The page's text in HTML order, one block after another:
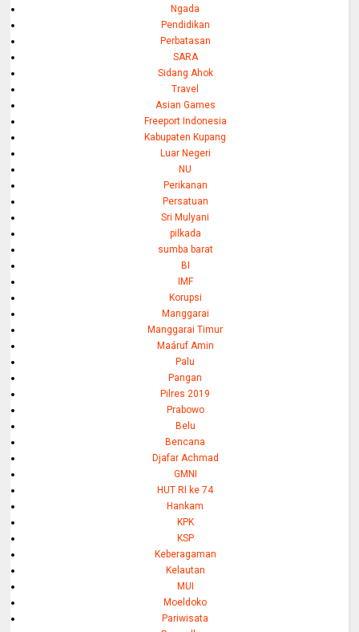
Ngada
Pendidikan
Perbatasan
SARA
Sidang Ahok
Travel
Asian Games
Freeport Indonesia
Kabupaten Kupang
Luar Negeri
NU
Perikanan
Persatuan
Sri Mulyani
pilkada
sumba barat
BI
IMF
Korupsi
Manggarai
Manggarai Timur
Maáruf Amin
Palu
Pangan
Pilres 2019
Prabowo
Belu
Bencana
Djafar Achmad
GMNI
HUT RI ke 74
Hankam
KPK
KSP
Keberagaman
Kelautan
MUI
Moeldoko
Pariwisata